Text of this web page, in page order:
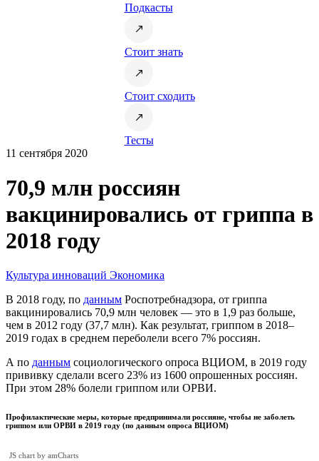
Подкасты
Стоит знать
Стоит сходить
Тесты
11 сентября 2020
70,9 млн россиян
вакцинировались от гриппа в
2018 году
Культура инноваций Экономика
В 2018 году, по данным Роспотребнадзора, от гриппа
вакцинировались 70,9 млн человек — это в 1,9 раз больше,
чем в 2012 году (37,7 млн). Как результат, гриппом в 2018–
2019 годах в среднем переболели всего 7% россиян.
А по данным социологического опроса ВЦИОМ, в 2019 году
прививку сделали всего 23% из 1600 опрошенных россиян.
При этом 28% болели гриппом или ОРВИ.
Профилактические меры, которые предпринимали россияне, чтобы не заболеть
гриппом или ОРВИ в 2019 году (по данным опроса ВЦИОМ)
JS chart by amCharts